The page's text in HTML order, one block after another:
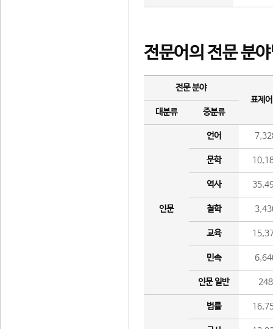
전문어의 전문 분
전문 분야
표제
대분류
중분류
인문
언어
문학
역사
철학
교육
민속
인문 일반 248
법률